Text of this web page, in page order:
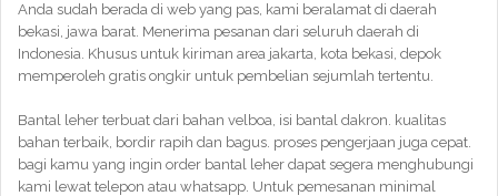
Anda sudah berada di web yang pas, kami beralamat di daerah
bekasi, jawa barat. Menerima pesanan dari seluruh daerah di
Indonesia. Khusus untuk kiriman area jakarta, kota bekasi, depok
memperoleh gratis ongkir untuk pembelian sejumlah tertentu.
Bantal leher terbuat dari bahan velboa, isi bantal dakron. kualitas
bahan terbaik, bordir rapih dan bagus. proses pengerjaan juga cepat.
bagi kamu yang ingin order bantal leher dapat segera menghubungi
kami lewat telepon atau whatsapp. Untuk pemesanan minimal